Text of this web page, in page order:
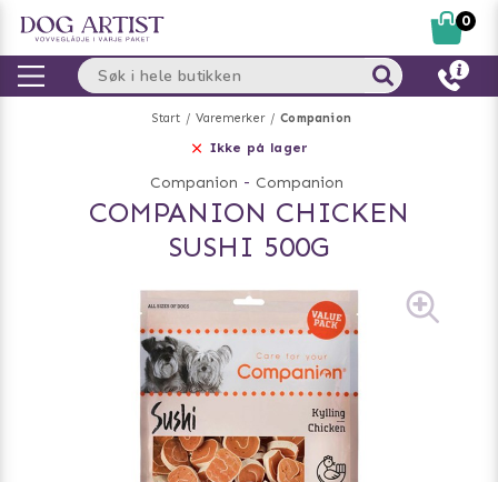
Start Varemerker Companion
Ikke på lager
Companion - Companion
COMPANION CHICKEN
SUSHI 500G
0